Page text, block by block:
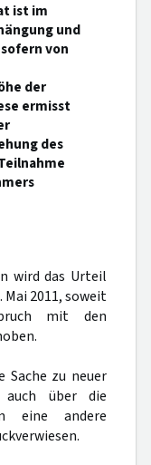
ist im
und
von
der
ermisst
des
wird das Urteil
2011, soweit
mit den
Sache zu neuer
auch über die
eine andere